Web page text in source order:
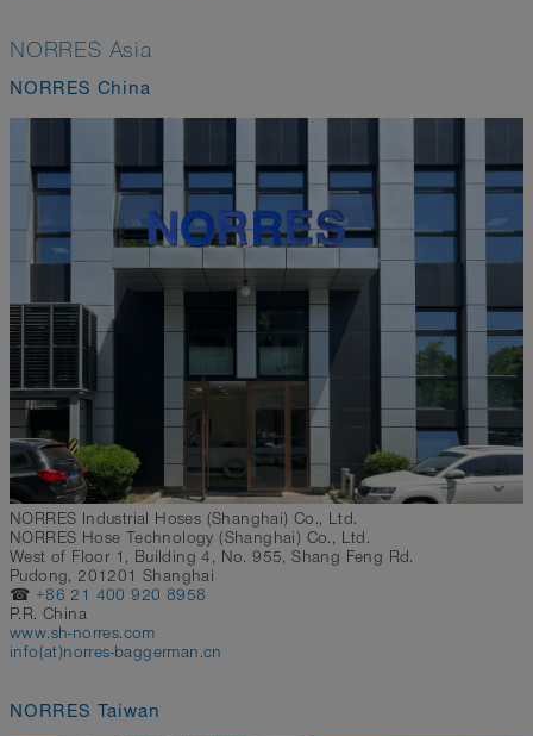
NORRES Asia
NORRES China
NORRES Industrial Hoses (Shanghai) Co., Ltd.
NORRES Hose Technology (Shanghai) Co., Ltd.
West of Floor 1, Building 4, No. 955, Shang Feng Rd.
Pudong, 201201 Shanghai
☎ +86 21 400 920 8958
P.R. China
www.sh-norres.com
info(at)norres-baggerman.cn
NORRES Taiwan